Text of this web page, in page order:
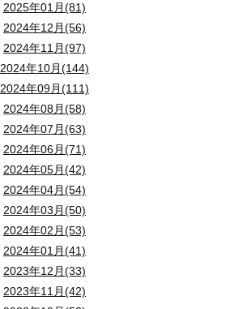
2025年01月(81)
2024年12月(56)
2024年11月(97)
2024年10月(144)
2024年09月(111)
2024年08月(58)
2024年07月(63)
2024年06月(71)
2024年05月(42)
2024年04月(54)
2024年03月(50)
2024年02月(53)
2024年01月(41)
2023年12月(33)
2023年11月(42)